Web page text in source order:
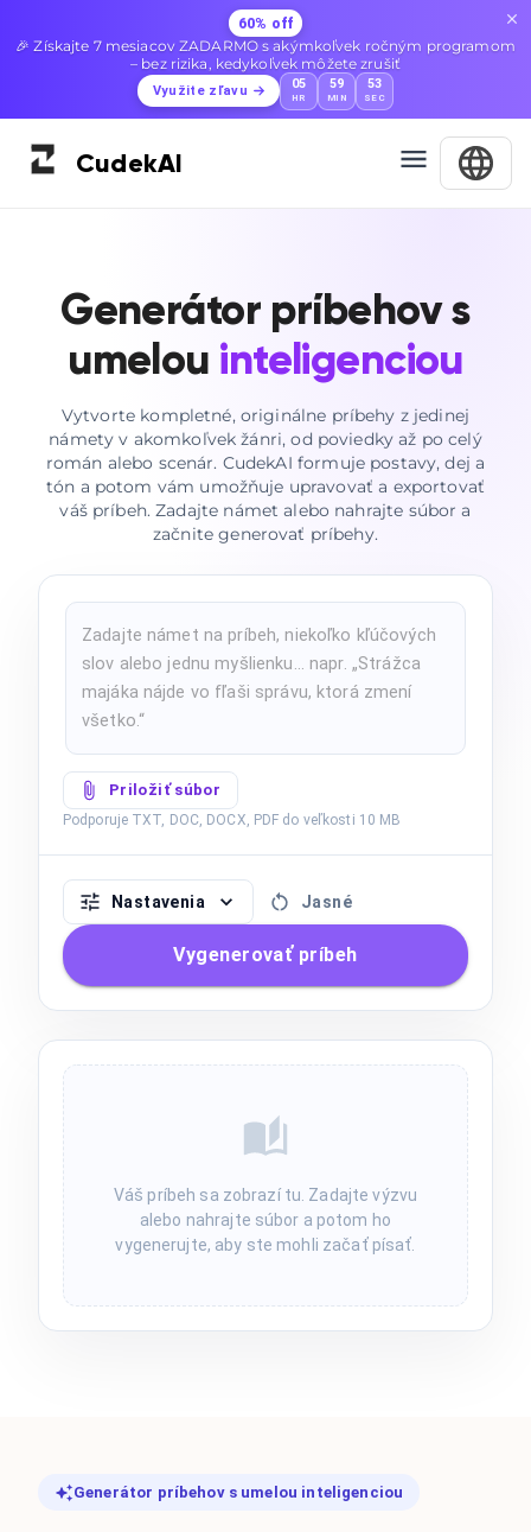
60% off
🎉 Získajte 7 mesiacov ZADARMO s akýmkoľvek ročným programom
– bez rizika, kedykoľvek môžete zrušiť
Využite zľavu 05
HR
59
MIN
52
SEC
CudekAI
Generátor príbehov s
umelou inteligenciou
Vytvorte kompletné, originálne príbehy z jedinej
námety v akomkoľvek žánri, od poviedky až po celý
román alebo scenár. CudekAI formuje postavy, dej a
tón a potom vám umožňuje upravovať a exportovať
váš príbeh. Zadajte námet alebo nahrajte súbor a
začnite generovať príbehy.
Priložiť súbor
Podporuje TXT, DOC, DOCX, PDF do veľkosti 10 MB
Nastavenia Jasné
Vygenerovať príbeh
Váš príbeh sa zobrazí tu. Zadajte výzvu
alebo nahrajte súbor a potom ho
vygenerujte, aby ste mohli začať písať.
Generátor príbehov s umelou inteligenciou